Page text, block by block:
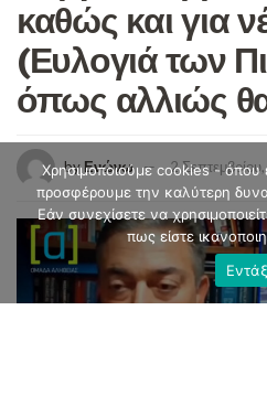
καθώς και για
(Ευλογιά των
όπως αλλιώς
by Ενώνω 2
Χρησιμοποιούμε cookies - όπου
προσφέρουμε την καλύτερη
Εάν συνεχίσετε να
πως είστε